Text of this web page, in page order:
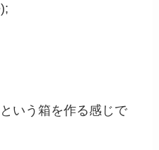
という箱を作る感じで